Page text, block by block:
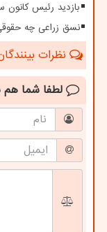
بازدید رئیس کانون
نسق زراعی چه
نظرات
لطفا شما هم